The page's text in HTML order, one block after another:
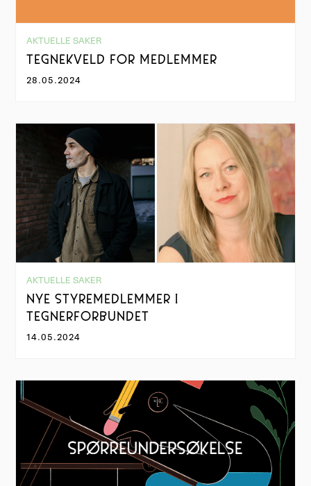
AKTUELLE SAKER
TEGNEKVELD FOR MEDLEMMER
28.05.2024
AKTUELLE SAKER
NYE STYREMEDLEMMER I
TEGNERFORBUNDET
14.05.2024